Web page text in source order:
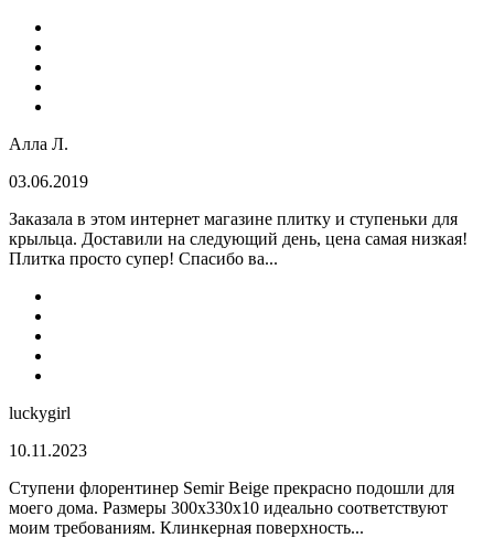
Алла Л.
03.06.2019
Заказала в этом интернет магазине плитку и ступеньки для
крыльца. Доставили на следующий день, цена самая низкая!
Плитка просто супер! Спасибо ва...
luckygirl
10.11.2023
Ступени флорентинер Semir Beige прекрасно подошли для
моего дома. Размеры 300х330х10 идеально соответствуют
моим требованиям. Клинкерная поверхность...